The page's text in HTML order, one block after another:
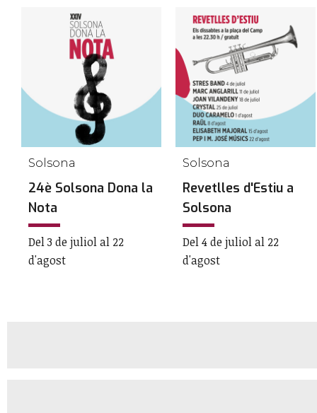
Solsona
24è Solsona Dona la
Nota
Del 3 de juliol al 22
d'agost
Solsona
Revetlles d'Estiu a
Solsona
Del 4 de juliol al 22
d'agost